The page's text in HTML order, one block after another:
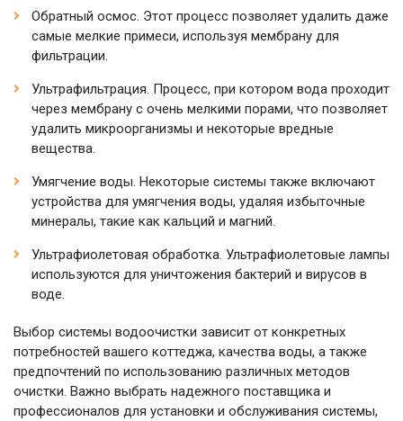
Обратный осмос. Этот процесс позволяет удалить даже
самые мелкие примеси, используя мембрану для
фильтрации.
Ультрафильтрация. Процесс, при котором вода проходит
через мембрану с очень мелкими порами, что позволяет
удалить микроорганизмы и некоторые вредные
вещества.
Умягчение воды. Некоторые системы также включают
устройства для умягчения воды, удаляя избыточные
минералы, такие как кальций и магний.
Ультрафиолетовая обработка. Ультрафиолетовые лампы
используются для уничтожения бактерий и вирусов в
воде.
Выбор системы водоочистки зависит от конкретных
потребностей вашего коттеджа, качества воды, а также
предпочтений по использованию различных методов
очистки. Важно выбрать надежного поставщика и
профессионалов для установки и обслуживания системы,